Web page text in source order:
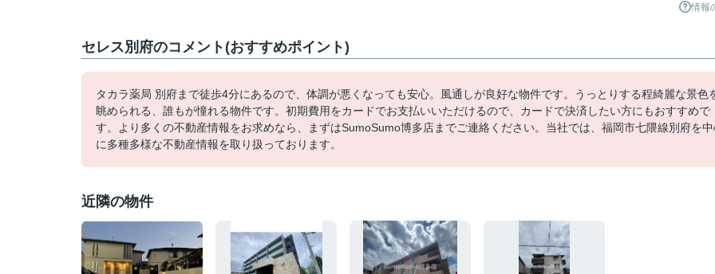
情報
セレス別府のコメント(おすすめポイント)
タカラ薬局 別府まで徒歩4分にあるので、体調が悪くなっても安心。風通しが良好な物件です。うっとりする程綺麗な景色
眺められる、誰もが憧れる物件です。初期費用をカードでお支払いいただけるので、カードで決済したい方にもおすすめで
す。より多くの不動産情報をお求めなら、まずはSumoSumo博多店までご連絡ください。当社では、福岡市七隈線別府を
に多種多様な不動産情報を取り扱っております。
近隣の物件